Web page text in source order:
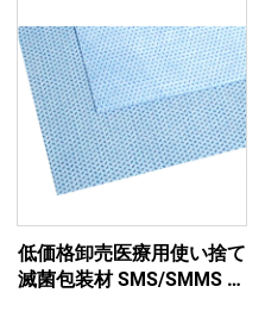
低価格卸売医療用使い捨て
滅菌包装材 SMS/SMMS 非